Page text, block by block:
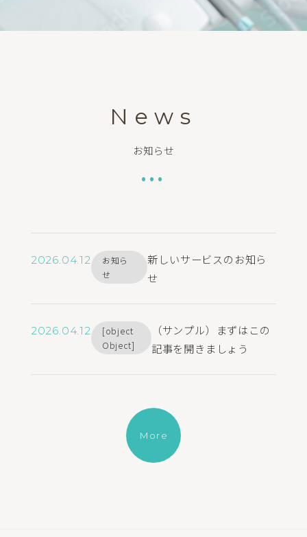
News
お知らせ
•••
2026.04.12
お知ら
せ
新しいサービスのお知ら
せ
2026.04.12
[object
Object]
（サンプル）まずはこの
記事を開きましょう
More